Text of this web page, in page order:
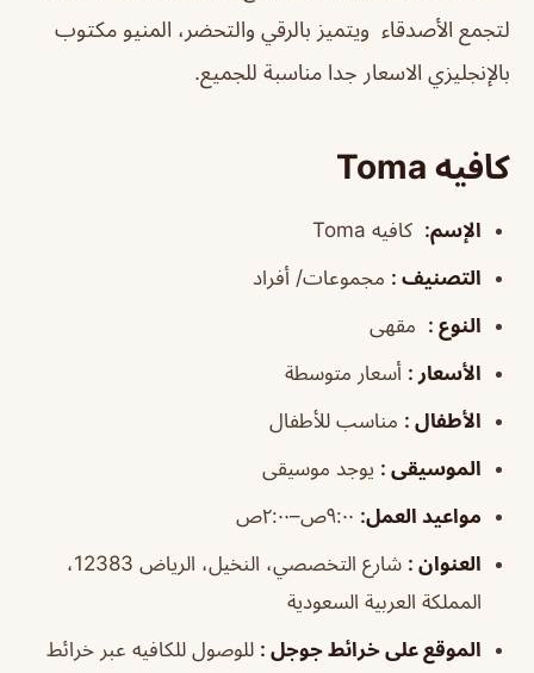
لتجمع الأصدقاء ويتميز بالرقي والتحضر، المنيو مكتوب
بالإنجليزي الاسعار جدا مناسبة للجميع.
كافيه Toma
الإسم: كافيه Toma
التصنيف : مجموعات/ أفراد
النوع : مقهى
الأسعار : أسعار متوسطة
الأطفال : مناسب للأطفال
الموسيقى : يوجد موسيقى
مواعيد العمل:
العنوان :
شارع التخصصي، النخيل، الرياض 12383،
المملكة العربية السعودية
الموقع على خرائط جوجل : للوصول للكافيه عبر خرائط